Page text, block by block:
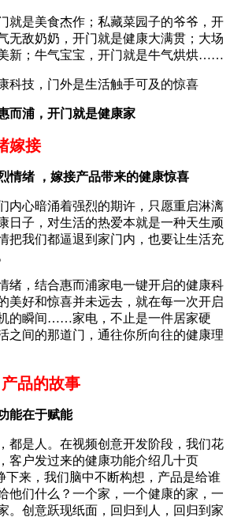
就是美食杰作；私藏菜园子的爷爷，开
无敌奶奶，开门就是健康大满贯；大场
新；牛气宝宝，开门就是牛气烘烘……
科技，门外是生活触手可及的惊喜
而浦，开门就是健康家
嫁接
情绪 ，嫁接产品带来的健康惊喜
内心暗涌着强烈的期许，只愿重启淋漓
日子，对生活的热爱本就是一种天生顽
把我们都逼退到家门内，也要让生活充
绪，结合惠而浦家电一键开启的健康科
美好和惊喜并未远去，就在每一次开启
的瞬间……家电，不止是一件居家硬
之间的那道门，通往你所向往的健康理
品的故事
能在于赋能
都是人。在视频创意开发阶段，我们花
客户发过来的健康功能介绍几十页
下来，我们脑中不断构想，产品是给谁
他们什么？一个家，一个健康的家，一
。创意跃现纸面，回归到人，回归到家